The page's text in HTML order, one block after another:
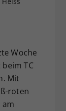
Woche
TC
Mit
roten
am
falls der